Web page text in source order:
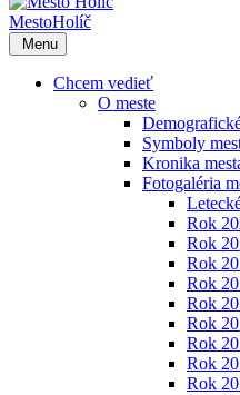
MestoHolíč
Menu
Chcem vedieť
O meste
Symboly
Kronika
Fotogaléria
Rok
Rok
Rok
Rok
Rok
Rok
Rok
Rok
Rok